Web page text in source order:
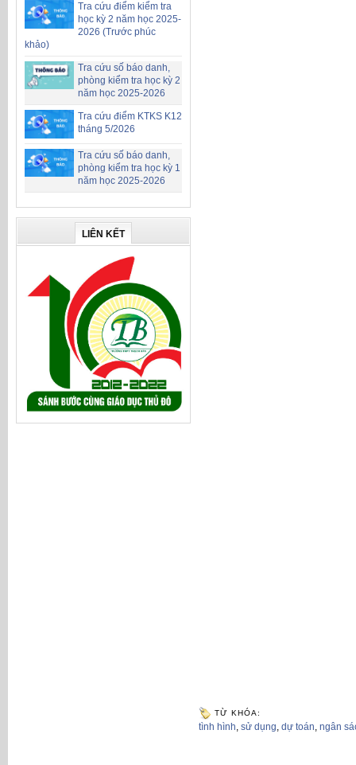
Tra cứu điểm kiểm tra
học kỳ 2 năm học 2025-
2026 (Trước phúc
khảo)
Tra cứu số báo danh,
phòng kiểm tra học kỳ 2
năm học 2025-2026
Tra cứu điểm KTKS K12
tháng 5/2026
Tra cứu số báo danh,
phòng kiểm tra học kỳ 1
năm học 2025-2026
LIÊN KẾT
TỪ KHÓA:
tình hình, sử dụng, dự toán, ngân